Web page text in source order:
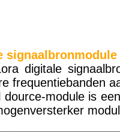
digitale
frequentiebanden
dource-module is